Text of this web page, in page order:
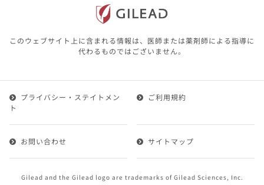
本サイト内の情報は、医師その他医療関係者
が行なうべきアドバイスやサービスを提供す
るものではありません。本サイトに表示され
ている情報は、決して、医師その他医療関係
1.会員とは、医療関係者の方で、本サービスの利用規約
ービスに登録を申し込みギリアドがこれを承認した方を
いいます。
けることができます。
このウェブサイト上に含まれる情報は、医師または薬剤師による指導に
代わるものではございません。
Gilead and the Gilead logo are trademarks of Gilead Sciences, Inc.
プライバシー・ステイトメン
ト
ご利用規約
お問い合わせ サイトマップ